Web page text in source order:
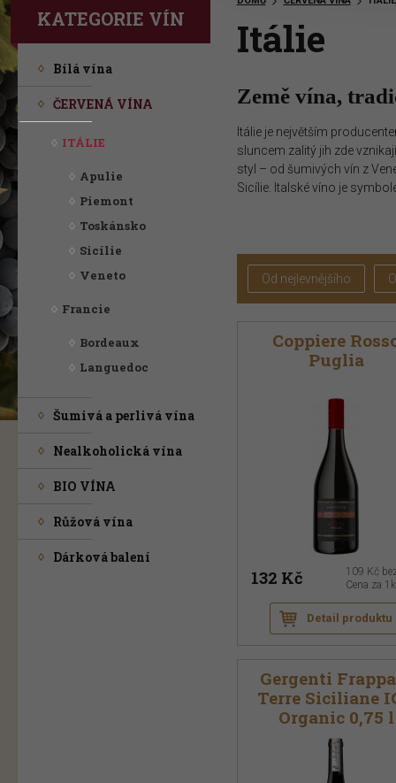
Vítejte na stránkách ProWine Group!
"Rozmanitý výběr vynikajících vín "
KATEGORIE VÍN
Bílá vína
ČERVENÁ VÍNA
ITÁLIE
Apulie
Piemont
Toskánsko
Sicílie
Veneto
Francie
Bordeaux
Languedoc
Šumivá a perlivá vína
Nealkoholická vína
BIO VÍNA
Růžová vína
Dárková balení
Itálie
Země vína,
Itálie je největším
sluncem zalitý jih zde
styl – od šumivých vín z
Sicílie. Italské víno je
Od nejlevnějšího
Coppiere
Puglia
132 Kč 109 Kč
Cena za
Detail produktu
Gergenti
Terre Siciliane
Organic 0,75 l